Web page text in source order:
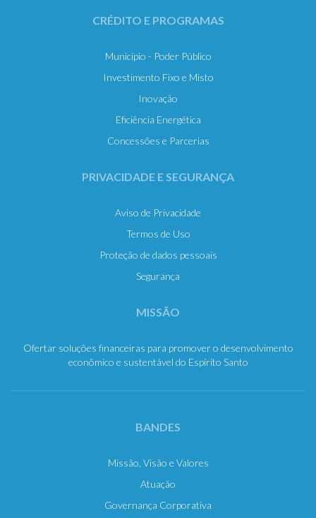
CRÉDITO E PROGRAMAS
Município - Poder Público
Investimento Fixo e Misto
Inovação
Eficiência Energética
Concessões e Parcerias
PRIVACIDADE E SEGURANÇA
Aviso de Privacidade
Termos de Uso
Proteção de dados pessoais
Segurança
MISSÃO
Ofertar soluções financeiras para promover o desenvolvimento
econômico e sustentável do Espírito Santo
BANDES
Missão, Visão e Valores
Atuação
Governança Corporativa